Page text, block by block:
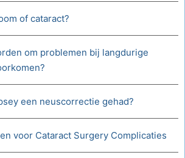
of cataract?
om problemen bij langdurige
een neuscorrectie gehad?
voor Cataract Surgery Complicaties